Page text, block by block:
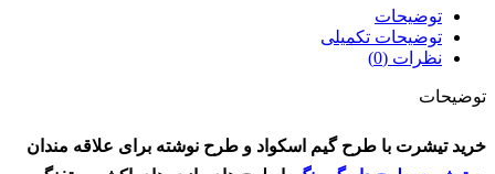
توضیحات
توضیحات تکمیلی
نظرات (0)
توضیحات
خرید تیشرت با طرح گیم اسکواد و طرح نوشته برای علاقه مندان